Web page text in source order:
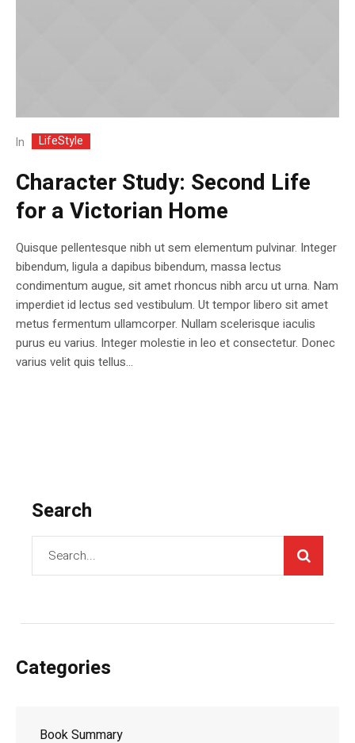
In LifeStyle
Character Study: Second Life
for a Victorian Home
Quisque pellentesque nibh ut sem elementum pulvinar. Integer
bibendum, ligula a dapibus bibendum, massa lectus
condimentum augue, sit amet rhoncus nibh arcu ut urna. Nam
imperdiet id lectus sed vestibulum. Ut tempor libero sit amet
metus fermentum ullamcorper. Nullam scelerisque iaculis
purus eu varius. Integer molestie in leo et consectetur. Donec
varius velit quis tellus...
Search
Categories
Book Summary